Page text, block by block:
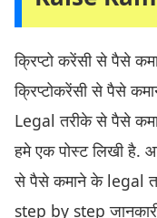
क्रिप्टो करेंसी से पैसे
क्रिप्टोकरेंसी से पैसे
Legal तरीके से पैसे
हमे एक पोस्ट लिखी है.
से पैसे कमाने के legal
step by step